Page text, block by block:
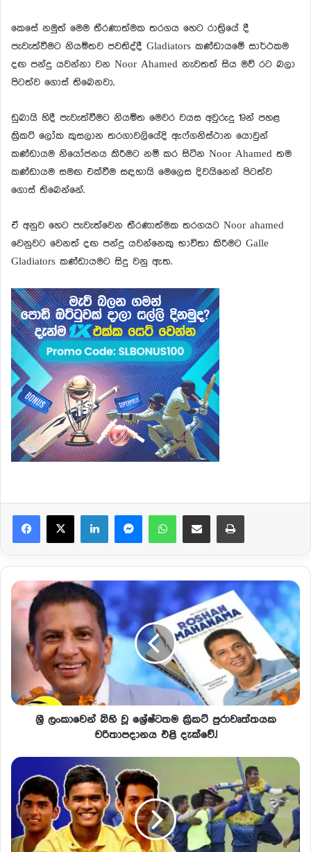
කෙසේ නමුත් මෙම තීරණාත්මක තරගය හෙට රාත්‍රියේ දී
පැවැත්වීමට නියමිතව පවතිද්දී Gladiators කණ්ඩායමේ සාර්ථකම
දඟ පන්දු යවන්නා වන Noor Ahamed නැවතත් සිය මව් රට බලා
පිටත්ව ගොස් තිබෙනවා.
ඩුබායි හිදී පැවැත්වීමට නියමිත මෙවර වයස අවුරුදු 19න් පහළ
ක්‍රිකට් ලෝක කුසලාන තරගාවලියේදි ඇෆ්ගනිස්ථාන යොවුන්
කණ්ඩායම නියෝජනය කිරීමට නම් කර සිටින Noor Ahamed තම
කණ්ඩායම සමඟ එක්වීම සඳහායි මෙලෙස දිවයිනෙන් පිටත්ව
ගොස් තිබෙන්නේ.
ඒ අනුව හෙට පැවැත්වෙන තීරණාත්මක තරගයට Noor ahamed
වෙනුවට වෙනත් දඟ පන්දු යවන්නෙකු භාවිතා කිරීමට Galle
Gladiators කණ්ඩායමට සිදු වනු ඇත.
ශ්‍රී ලංකාවෙන් බිහි වූ ශ්‍රේෂ්ටතම ක්‍රිකට් පුරාවෘත්තයක
චරිතාපදානය එළි දැක්වේ.!